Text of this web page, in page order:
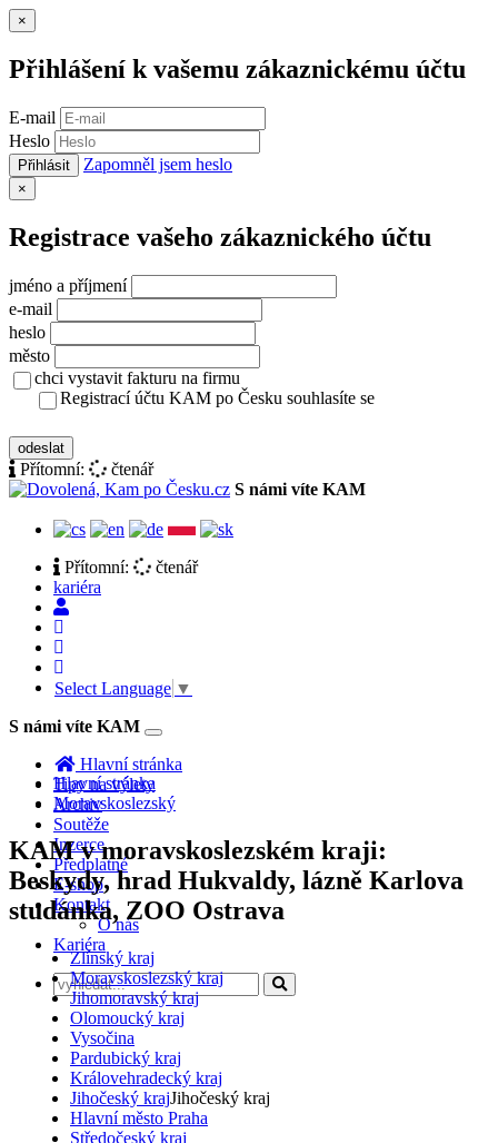
×
Přihlášení k vašemu zákaznickému účtu
E-mail
Heslo
Přihlásit Zapomněl jsem heslo
×
Registrace vašeho zákaznického účtu
jméno a příjmení
e-mail
heslo
město
chci vystavit fakturu na firmu
Registrací účtu KAM po Česku souhlasíte se
odeslat
Přítomní:
čtenář
S námi víte KAM
Přítomní:
čtenář
kariéra
Select Language ▼
S námi víte KAM
Toggle
navigation
Hlavní stránka
Tipy na výlety
Archiv
Soutěže
Inzerce
Předplatné
E-shop
Kontakt
O nás
Kariéra
Hlavní stránka
Moravskoslezský
KAM v moravskoslezském kraji:
Beskydy, hrad Hukvaldy, lázně Karlova
studánka, ZOO Ostrava
Zlínský kraj
Moravskoslezský kraj
Jihomoravský kraj
Olomoucký kraj
Vysočina
Pardubický kraj
Královehradecký kraj
Jihočeský krajJihočeský kraj
Hlavní město Praha
Středočeský kraj